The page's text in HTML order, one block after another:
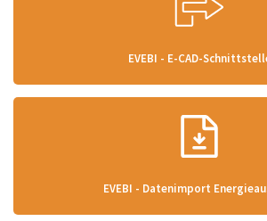
EVEBI - E-CAD-
EVEBI - Datenimport